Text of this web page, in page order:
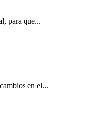
para que...
en el...